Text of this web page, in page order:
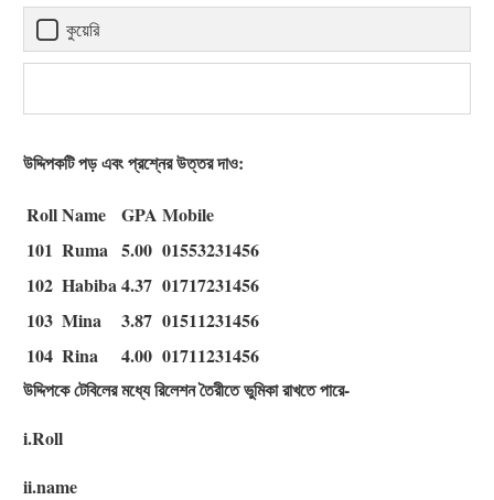
কুয়েরি
উদ্দিপকটি পড় এবং প্রশ্নের উত্তর দাও:
RollName GPA Mobile
101 Ruma 5.00 01553231456
102 Habiba4.37 01717231456
103 Mina 3.87 01511231456
104 Rina 4.00 01711231456
উদ্দিপকে টেবিলের মধ্যে রিলেশন তৈরীতে ভুমিকা রাখতে পারে-
i.Roll
ii.name